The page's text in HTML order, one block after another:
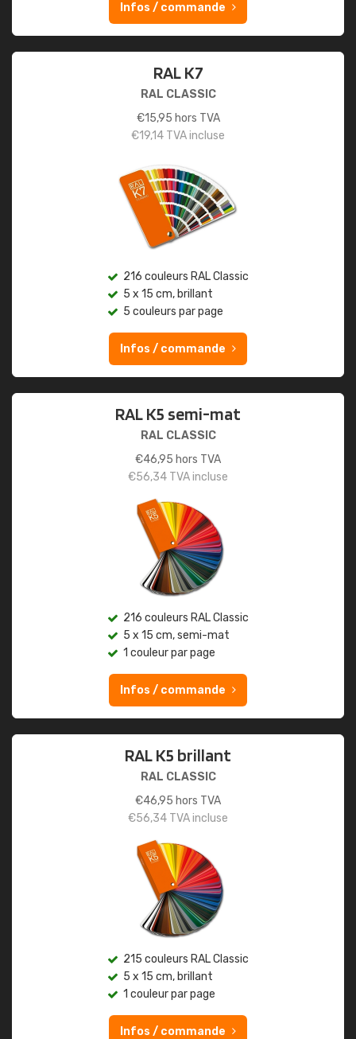
Infos / commande
RAL K7
RAL CLASSIC
€15,95 hors TVA
€19,14 TVA incluse
216 couleurs RAL Classic
5 x 15 cm, brillant
5 couleurs par page
Infos / commande
RAL K5 semi-mat
RAL CLASSIC
€46,95 hors TVA
€56,34 TVA incluse
216 couleurs RAL Classic
5 x 15 cm, semi-mat
1 couleur par page
Infos / commande
RAL K5 brillant
RAL CLASSIC
€46,95 hors TVA
€56,34 TVA incluse
215 couleurs RAL Classic
5 x 15 cm, brillant
1 couleur par page
Infos / commande